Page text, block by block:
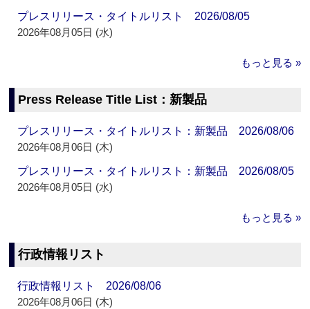
プレスリリース・タイトルリスト 2026/08/05
2026年08月05日 (水)
もっと見る »
Press Release Title List：新製品
プレスリリース・タイトルリスト：新製品 2026/08/06
2026年08月06日 (木)
プレスリリース・タイトルリスト：新製品 2026/08/05
2026年08月05日 (水)
もっと見る »
行政情報リスト
行政情報リスト 2026/08/06
2026年08月06日 (木)